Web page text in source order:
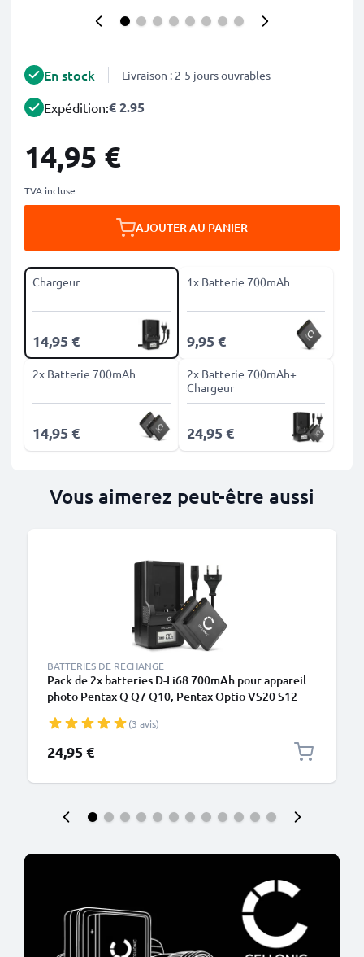
En stock Livraison : 2-5 jours ouvrables
Expédition:€ 2.95
14,95 €
TVA incluse
AJOUTER AU PANIER
Chargeur
14,95 €
1x Batterie 700mAh
9,95 €
2x Batterie 700mAh
14,95 €
2x Batterie 700mAh+
Chargeur
24,95 €
Vous aimerez peut-être aussi
BATTERIES DE RECHANGE
Pack de 2x batteries D-Li68 700mAh pour appareil
photo Pentax Q Q7 Q10, Pentax Optio VS20 S12
d'alimentation (3 avis)
24,95 €